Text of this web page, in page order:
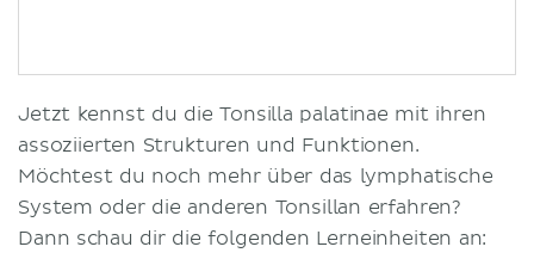
Jetzt kennst du die Tonsilla palatinae mit ihren
assoziierten Strukturen und Funktionen.
Möchtest du noch mehr über das lymphatische
System oder die anderen Tonsillan erfahren?
Dann schau dir die folgenden Lerneinheiten an: